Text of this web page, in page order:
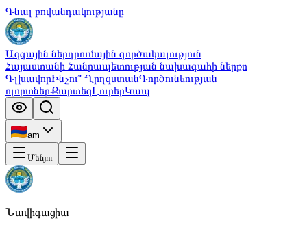
Գնալ բովանդակությանը
Ազգային ներդրումային գործակալություն
Հայաստանի Հանրապետության նախագահի ներքո
ԳլխավորԻնչու՞ ՂրղզստանԳործունեության
ոլորտներՔարտեզԼուրերԿապ
am
Մենյու
Նավիգացիա